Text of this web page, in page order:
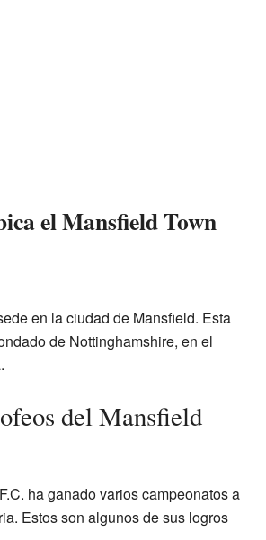
el Mansfield Town
en la ciudad de Mansfield. Esta
de Nottinghamshire, en el
del Mansfield
ha ganado varios campeonatos a
Estos son algunos de sus logros